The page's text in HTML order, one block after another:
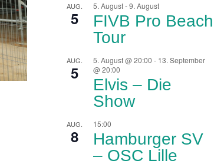
AUG.
5
5. August-9. August
FIVB Pro Beach
Tour
AUG.
5
5. August @ 20:00 - 13. September
@ 20:00
Elvis – Die
Show
AUG.
8
15:00
Hamburger SV
– OSC Lille